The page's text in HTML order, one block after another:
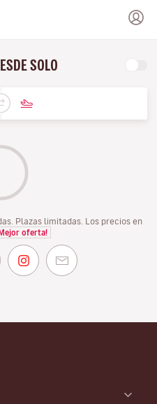
SOLO
Plazas limitadas. Los precios en
Mejor oferta!